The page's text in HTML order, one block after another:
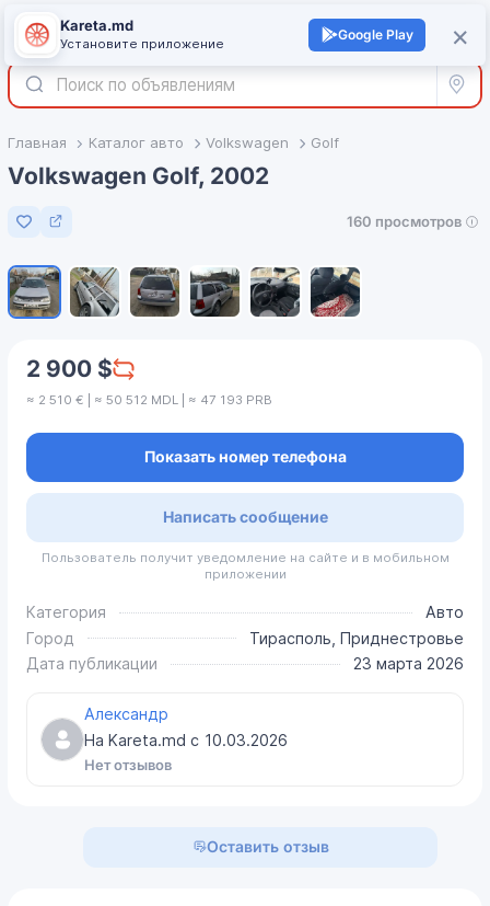
Войти +
Все
Главная Каталог авто Volkswagen Golf
Volkswagen Golf, 2002
Добавить в избранное
160 просмотров
2 900 $
≈ 2 510 € | ≈ 50 512 MDL | ≈ 47 193 PRB
Показать номер телефона
Написать сообщение
Пользователь получит уведомление на сайте и в мобильном
приложении
Категория
Авто
Город
Тирасполь, Приднестровье
Дата публикации
23 марта 2026
Александр
На Kareta.md с 10.03.2026
Нет отзывов
Оставить отзыв
×
Kareta.md
Установите приложение
Google Play